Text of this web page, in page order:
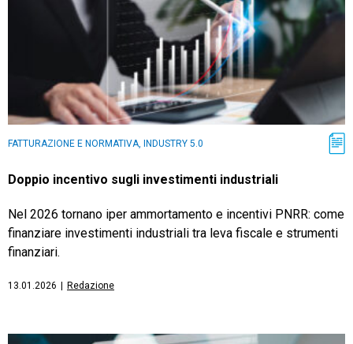
FATTURAZIONE E NORMATIVA, INDUSTRY 5.0
Doppio incentivo sugli investimenti industriali
Nel 2026 tornano iper ammortamento e incentivi PNRR: come
finanziare investimenti industriali tra leva fiscale e strumenti
finanziari.
13.01.2026 Redazione